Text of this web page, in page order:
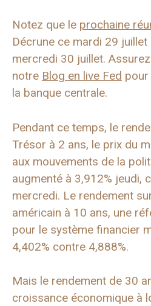
Notez que le prochaine
Décrune ce mardi 29
mercredi 30 juillet.
notre Blog en live Fed
la banque centrale.
Pendant ce temps, le
Trésor à 2 ans, le prix du
aux mouvements de la
augmenté à 3,912% jeudi,
mercredi. Le rendement
américain à 10 ans, une
pour le système financier
4,402% contre 4,888%.
Mais le rendement de 30
croissance économique à